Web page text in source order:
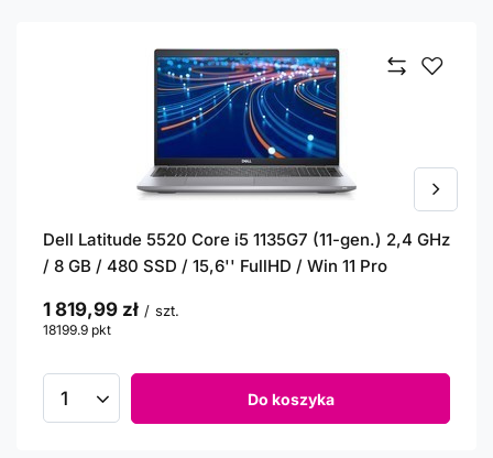
Dell Latitude 5520 Core i5 1135G7 (11-gen.) 2,4 GHz
/ 8 GB / 480 SSD / 15,6'' FullHD / Win 11 Pro
1 819,99 zł / szt.
18199.9 pkt
Do koszyka